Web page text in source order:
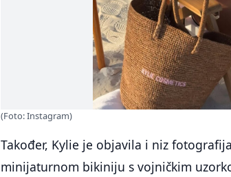
(Foto: Instagram)
Također, Kylie je objavila i niz
minijaturnom bikiniju s vojničkim